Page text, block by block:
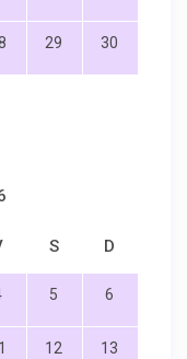
29 30
S D
5 6
12 13